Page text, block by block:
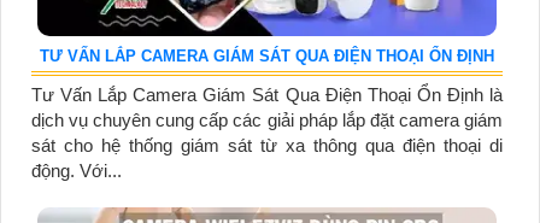
TƯ VẤN LẮP CAMERA GIÁM SÁT QUA ĐIỆN THOẠI ỔN ĐỊNH
Tư Vấn Lắp Camera Giám Sát Qua Điện Thoại Ổn Định là
dịch vụ chuyên cung cấp các giải pháp lắp đặt camera giám
sát cho hệ thống giám sát từ xa thông qua điện thoại di
động. Với...